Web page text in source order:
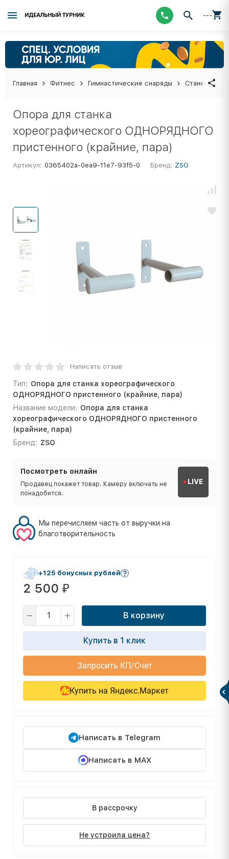
ИДЕАЛЬНЫЙ ТУРНИК ---
Главная Фитнес Гимнастические снаряды Станки
Опора для станка
хореографического ОДНОРЯДНОГО
пристенного (крайние, пара)
Артикул: 0365402a-0ea9-11e7-93f5-0 Бренд: ZSO
Написать отзыв
Тип: Опора для станка хореографического
ОДНОРЯДНОГО пристенного (крайние, пара)
Название модели: Опора для станка
хореографического ОДНОРЯДНОГО пристенного
(крайние, пара)
Бренд: ZSO
Посмотреть онлайн
Продавец покажет товар. Камеру включать не
понадобится.
LIVE
Мы перечисляем часть от выручки на
благотворительность
+125 бонусных рублей
2 500 ₽
В корзину
Купить в 1 клик
Запросить КП/Счет
Купить на Яндекс.Маркет
Написать в Telegram
Написать в MAX
В рассрочку
Не устроила цена?